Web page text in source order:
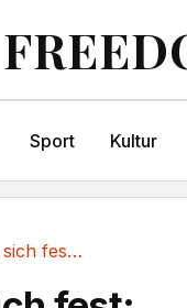
Sport Kultur
Wetter-Experten legen sich fest: Der Sommer...